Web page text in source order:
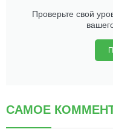
Проверьте свой
САМОЕ